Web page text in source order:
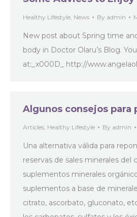
Healthy Lifestyle, News By admin
New post about Spring time
body in Doctor Olaru’s Blog.
at:_x000D_ http://
Algunos consejos para
Articles, Healthy Lifestyle By admin
Una alternativa válida para
reservas de sales minerales del
suplementos minerales
suplementos a base de
citrato, ascorbato, gluconato,